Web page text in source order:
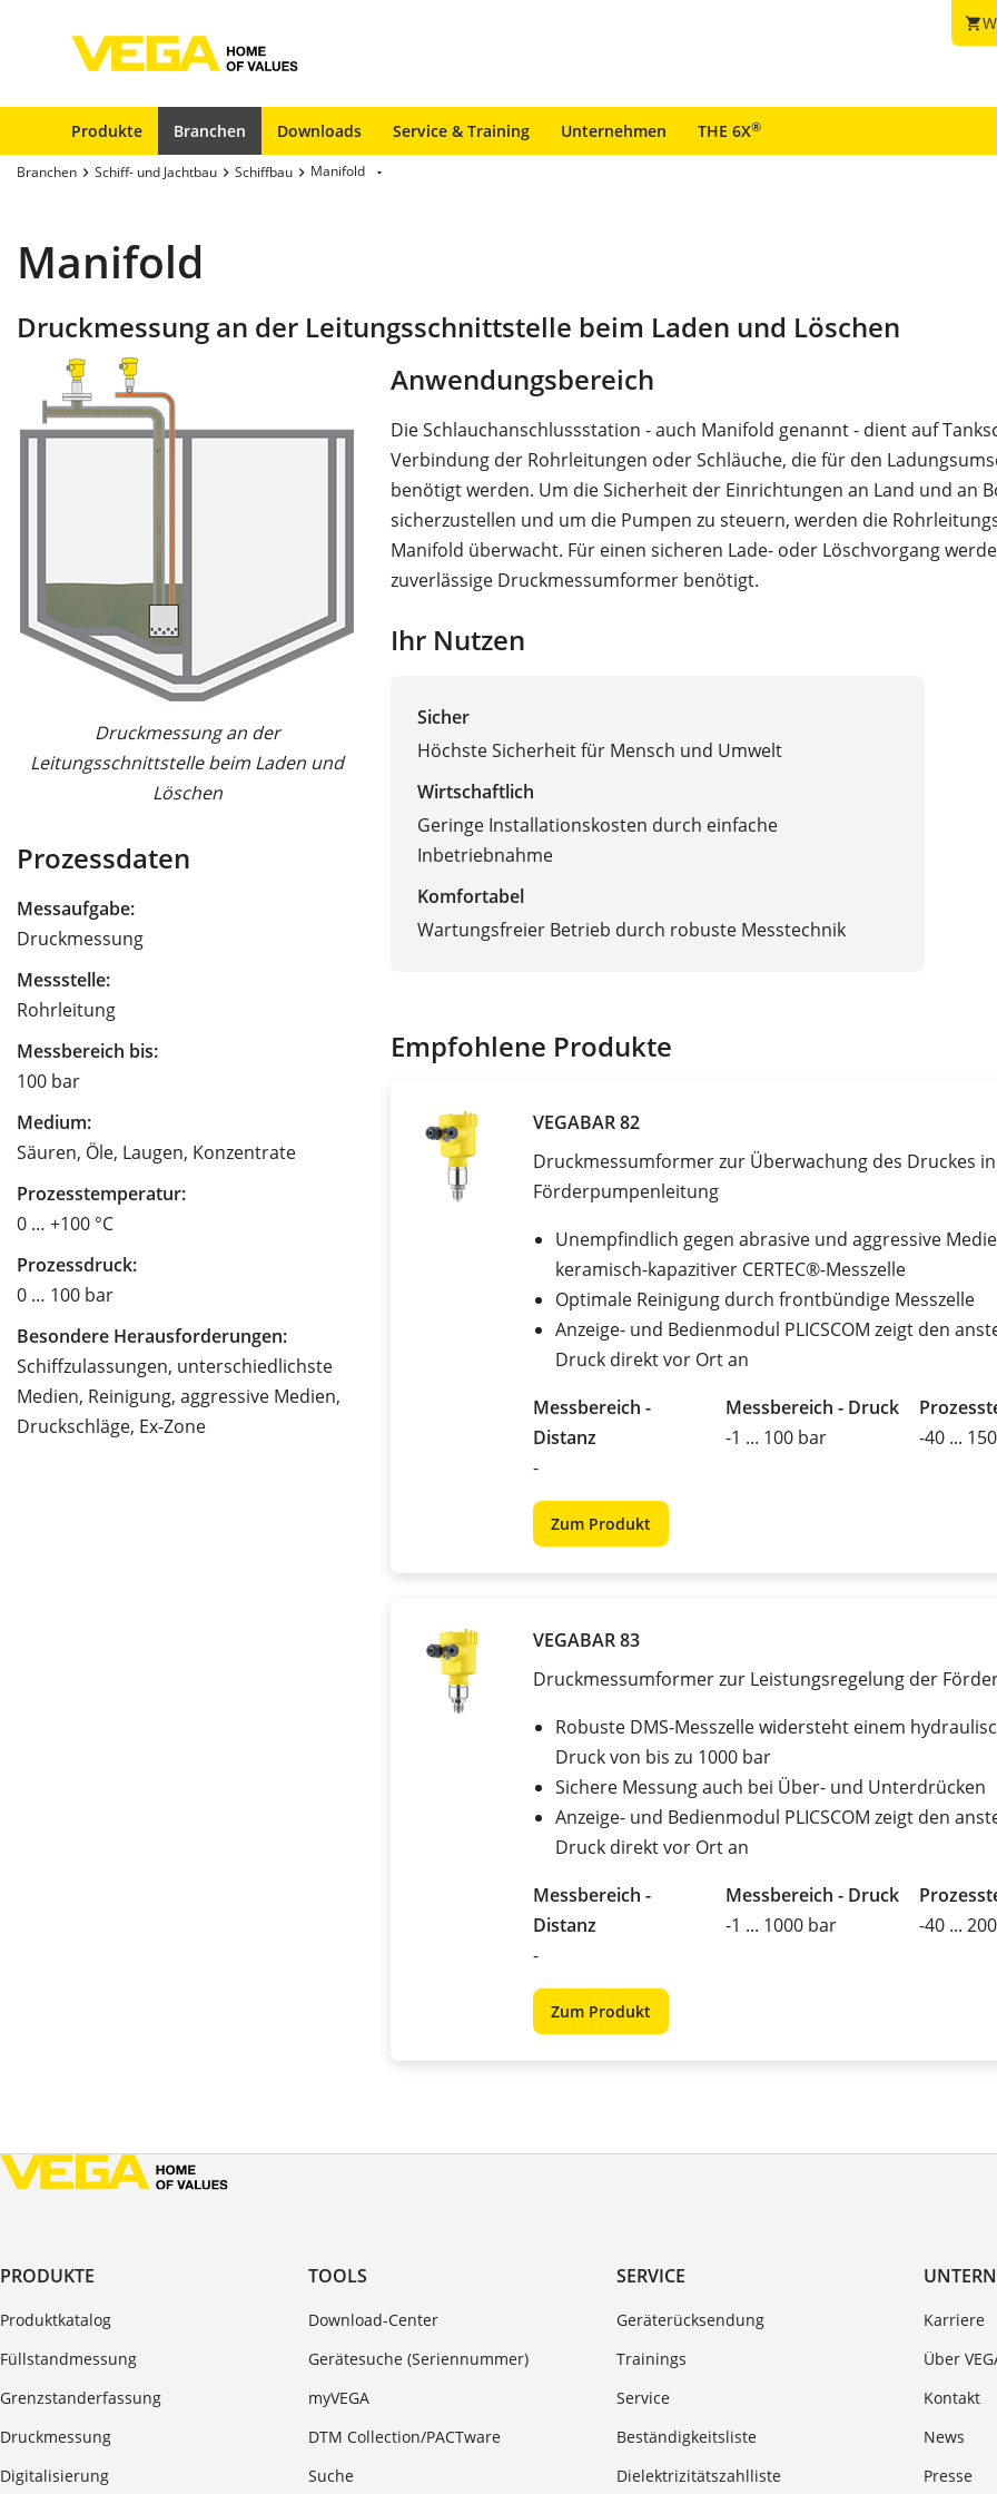
shopping_cart
Produkte Branchen Downloads Service & Training Unternehmen THE 6X®
Branchen Schiff- und Jachtbau Schiffbau Manifold
Manifold
Druckmessung an der Leitungsschnittstelle beim Laden und Löschen
Druckmessung an der
Leitungsschnittstelle beim Laden und
Löschen
Prozessdaten
Messaufgabe:
Druckmessung
Messstelle:
Rohrleitung
Messbereich bis:
100 bar
Medium:
Säuren, Öle, Laugen, Konzentrate
Prozesstemperatur:
0 … +100 °C
Prozessdruck:
0 … 100 bar
Besondere Herausforderungen:
Schiffzulassungen, unterschiedlichste
Medien, Reinigung, aggressive Medien,
Druckschläge, Ex-Zone
Anwendungsbereich
Die Schlauchanschlussstation - auch Manifold genannt - dient auf
Verbindung der Rohrleitungen oder Schläuche, die für den
benötigt werden. Um die Sicherheit der Einrichtungen an Land und an
sicherzustellen und um die Pumpen zu steuern, werden die
Manifold überwacht. Für einen sicheren Lade- oder Löschvorgang
zuverlässige Druckmessumformer benötigt.
Ihr Nutzen
Sicher
Höchste Sicherheit für Mensch und Umwelt
Wirtschaftlich
Geringe Installationskosten durch einfache
Inbetriebnahme
Komfortabel
Wartungsfreier Betrieb durch robuste Messtechnik
Empfohlene Produkte
VEGABAR 82
Druckmessumformer zur Überwachung des Druckes
Förderpumpenleitung
Unempfindlich gegen abrasive und aggressive
keramisch-kapazitiver CERTEC®-Messzelle
Optimale Reinigung durch frontbündige Messzelle
Anzeige- und Bedienmodul PLICSCOM zeigt den
Druck direkt vor Ort an
Messbereich -
Distanz
-
Messbereich - Druck
-1 ... 100 bar
-40 ...
Zum Produkt
VEGABAR 83
Druckmessumformer zur Leistungsregelung der
Robuste DMS-Messzelle widersteht einem
Druck von bis zu 1000 bar
Sichere Messung auch bei Über- und Unterdrücken
Anzeige- und Bedienmodul PLICSCOM zeigt den
Druck direkt vor Ort an
Messbereich -
Distanz
-
Messbereich - Druck
-1 ... 1000 bar
-40 ...
Zum Produkt
PRODUKTE
Produktkatalog
Füllstandmessung
Grenzstanderfassung
Druckmessung
Digitalisierung
TOOLS
Download-Center
Gerätesuche (Seriennummer)
myVEGA
DTM Collection/PACTware
Suche
SERVICE
Geräterücksendung
Trainings
Service
Beständigkeitsliste
Dielektrizitätszahlliste
Karriere
Über
Kontakt
News
Presse